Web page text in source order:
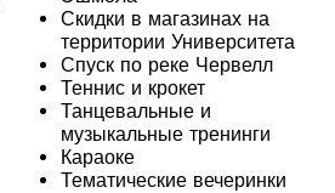
Скидки в магазинах на
территории Университета
Спуск по реке Червелл
Теннис и крокет
Танцевальные и
музыкальные тренинги
Караоке
Тематические вечеринки